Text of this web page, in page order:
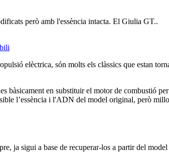
però amb l'essència intacta. El Giulia GT..
elèctrica, són molts els clàssics que estan
bàsicament en substituir el motor de combustió
l’essència i l'ADN del model original, però
ja sigui a base de recuperar-los a partir del